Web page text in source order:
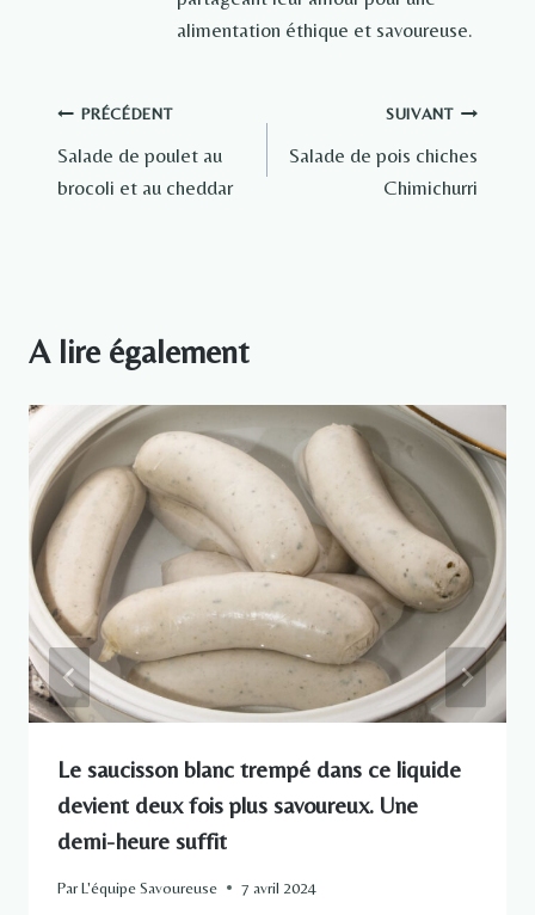
alimentation éthique et savoureuse.
Navigation
de
PRÉCÉDENT
Salade de poulet au
brocoli et au cheddar
SUIVANT
Salade de pois chiches
Chimichurri
A lire également
Le saucisson blanc trempé dans ce liquide
devient deux fois plus savoureux. Une
demi-heure suffit
ParL'équipe Savoureuse 7 avril 2024